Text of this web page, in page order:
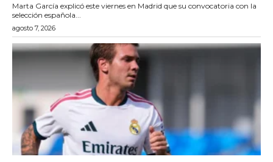
Marta García explicó este viernes en Madrid que su convocatoria con la
selección española...
agosto 7, 2026